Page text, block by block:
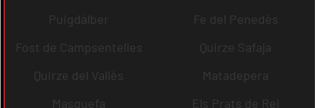
Puigdàlber
Fe del Penedès
Fost de Campsentelles
Quirze Safaja
Quirze del Vallès
Matadepera
Masquefa
Els Prats de Rei